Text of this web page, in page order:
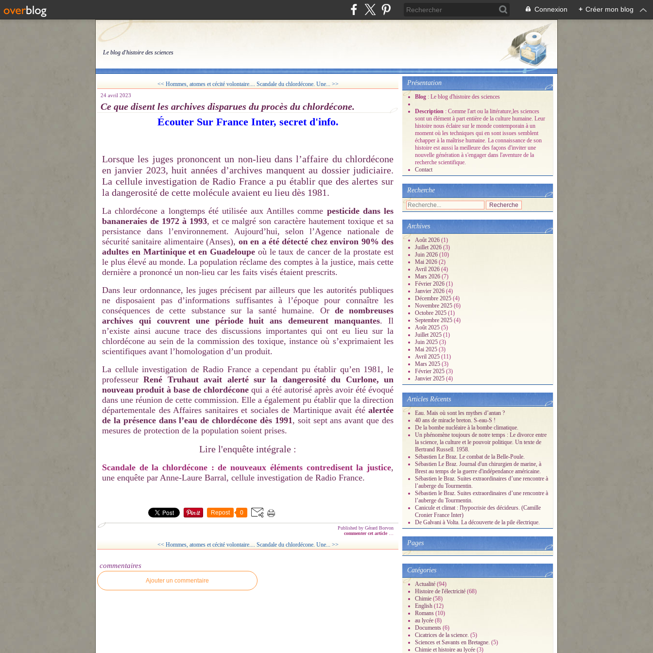
Connexion + Créer mon blog
Le blog d'histoire des sciences
<< Hommes, atomes et cécité volontaire.... Scandale du chlordécone. Une... >>
24 avril 2023
Ce que disent les archives disparues du procès du chlordécone.
Écouter Sur France Inter, secret d'info.
Lorsque les juges prononcent un non-lieu dans l’affaire du chlordécone
en janvier 2023, huit années d’archives manquent au dossier judiciaire.
La cellule investigation de Radio France a pu établir que des alertes sur
la dangerosité de cette molécule avaient eu lieu dès 1981.
La chlordécone a longtemps été utilisée aux Antilles comme pesticide dans les
bananeraies de 1972 à 1993, et ce malgré son caractère hautement toxique et sa
persistance dans l’environnement. Aujourd’hui, selon l’Agence nationale de
sécurité sanitaire alimentaire (Anses), on en a été détecté chez environ 90% des
adultes en Martinique et en Guadeloupeoù le taux de cancer de la prostate est
le plus élevé au monde. La population réclame des comptes à la justice, mais cette
dernière a prononcé un non-lieu car les faits visés étaient prescrits.
Dans leur ordonnance, les juges précisent par ailleurs que les autorités publiques
ne disposaient pas d’informations suffisantes à l’époque pour connaître les
conséquences de cette substance sur la santé humaine. Or de nombreuses
archives qui couvrent une période huit ans demeurent manquantes. Il
n’existe ainsi aucune trace des discussions importantes qui ont eu lieu sur la
chlordécone au sein de la commission des toxique, instance où s’exprimaient les
scientifiques avant l’homologation d’un produit.
La cellule investigation de Radio France a cependant pu établir qu’en 1981, le
professeurRené Truhaut avait alerté sur la dangerosité du Curlone, un
nouveau produit à base de chlordécone qui a été autorisé après avoir été évoqué
dans une réunion de cette commission. Elle a également pu établir que la direction
départementale des Affaires sanitaires et sociales de Martinique avait été alertée
de la présence dans l’eau de chlordécone dès 1991, soit sept ans avant que des
mesures de protection de la population soient prises.
Lire l'enquête intégrale :
Scandale de la chlordécone : de nouveaux éléments contredisent la justice,
une enquête par Anne-Laure Barral, cellule investigation de Radio France.
Repost 0
Published by Gérard Borvon
commenter cet article
<< Hommes, atomes et cécité volontaire.... Scandale du chlordécone. Une... >>
commentaires
Ajouter un commentaire
Présentation
Blog : Le blog d'histoire des sciences
Description : Comme l'art ou la littérature,les sciences
sont un élément à part entière de la culture humaine. Leur
histoire nous éclaire sur le monde contemporain à un
moment où les techniques qui en sont issues semblent
échapper à la maîtrise humaine. La connaissance de son
histoire est aussi la meilleure des façons d'inviter une
nouvelle génération à s'engager dans l'aventure de la
recherche scientifique.
Contact
Recherche
Archives
Août 2026 (1)
Juillet 2026 (3)
Juin 2026 (10)
Mai 2026 (2)
Avril 2026 (4)
Mars 2026 (7)
Février 2026 (1)
Janvier 2026 (4)
Décembre 2025 (4)
Novembre 2025 (6)
Octobre 2025 (1)
Septembre 2025 (4)
Août 2025 (5)
Juillet 2025 (1)
Juin 2025 (3)
Mai 2025 (3)
Avril 2025 (11)
Mars 2025 (3)
Février 2025 (3)
Janvier 2025 (4)
Articles Récents
Eau. Mais où sont les mythes d’antan ?
40 ans de miracle breton. S-eau-S !
De la bombe nucléaire à la bombe climatique.
Un phénomène toujours de notre temps : Le divorce entre
la science, la culture et le pouvoir politique. Un texte de
Bertrand Russell. 1958.
Sébastien Le Braz. Le combat de la Belle-Poule.
Sébastien Le Braz. Journal d'un chirurgien de marine, à
Brest au temps de la guerre d'indépendance américaine.
Sébastien le Braz. Suites extraordinaires d’une rencontre à
l’auberge du Tourmentin.
Sébastien le Braz. Suites extraordinaires d’une rencontre à
l’auberge du Tourmentin.
Canicule et climat : l'hypocrisie des décideurs. (Camille
Cronier France Inter)
De Galvani à Volta. La découverte de la pile électrique.
Pages
Catégories
Actualité (94)
Histoire de l'électricité (68)
Chimie (58)
English (12)
Romans (10)
au lycée (8)
Documents (6)
Cicatrices de la science. (5)
Sciences et Savants en Bretagne. (5)
Chimie et histoire au lycée (3)